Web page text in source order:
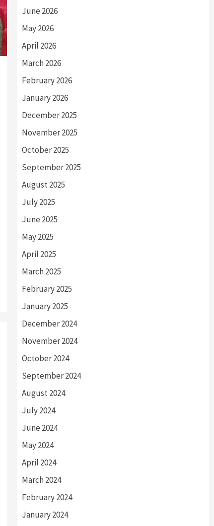
June 2026
May 2026
April 2026
March 2026
February 2026
January 2026
December 2025
November 2025
October 2025
September 2025
August 2025
July 2025
June 2025
May 2025
April 2025
March 2025
February 2025
January 2025
December 2024
November 2024
October 2024
September 2024
August 2024
July 2024
June 2024
May 2024
April 2024
March 2024
February 2024
January 2024